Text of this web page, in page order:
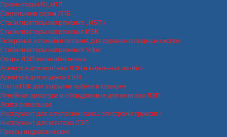
Прожекторы ИО, МГЛ
Светильники серии ЛПБ
Стабилизаторы напряжения , ИБП
Стабилизаторы напряжения ИЭК
Резервные источники питания для охранно-пожарных систем
Стабилизаторы напряжения Volter
Опоры ЛЭП железобетонные
Арматура для монтажа ЛЭП и кабельных линий
Арматура для подвеса СИП
Плита ПЗК для закрытия кабеля в траншее
Линейная арматура и оборудование для монтажа ЛЭП
Лента сигнальная
Инструмент для электромонтажа / электроинструмент
Инструмент для монтажа ЛЭП
Прессы гидравлические